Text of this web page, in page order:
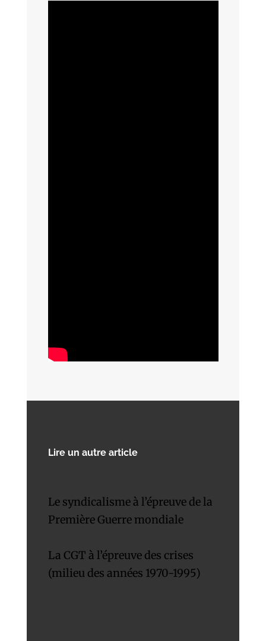
Lire un autre article
Le syndicalisme à l’épreuve de la
Première Guerre mondiale
La CGT à l’épreuve des crises
(milieu des années 1970-1995)